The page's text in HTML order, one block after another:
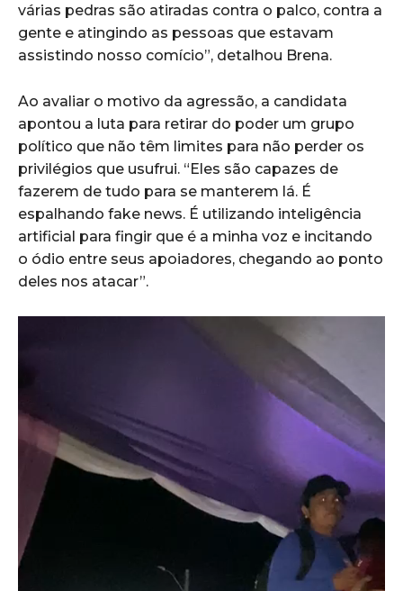
várias pedras são atiradas contra o palco, contra a
gente e atingindo as pessoas que estavam
assistindo nosso comício”, detalhou Brena.
Ao avaliar o motivo da agressão, a candidata
apontou a luta para retirar do poder um grupo
político que não têm limites para não perder os
privilégios que usufrui. “Eles são capazes de
fazerem de tudo para se manterem lá. É
espalhando fake news. É utilizando inteligência
artificial para fingir que é a minha voz e incitando
o ódio entre seus apoiadores, chegando ao ponto
deles nos atacar”.
d
o